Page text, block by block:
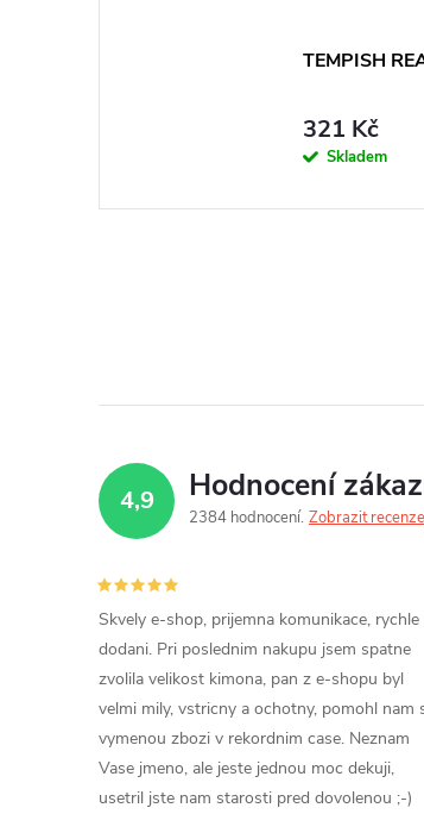
TEMPISH
321 Kč
Skladem
4,9 Hodnocení
2384 hodnocení Zobrazit recenze
Skvely e-shop, prijemna komunikace, rychle
dodani. Pri poslednim nakupu jsem spatne
zvolila velikost kimona, pan z e-shopu byl
velmi mily, vstricny a ochotny, pomohl nam
vymenou zbozi v rekordnim case. Neznam
Vase jmeno, ale jeste jednou moc dekuji,
usetril jste nam starosti pred dovolenou ;-)